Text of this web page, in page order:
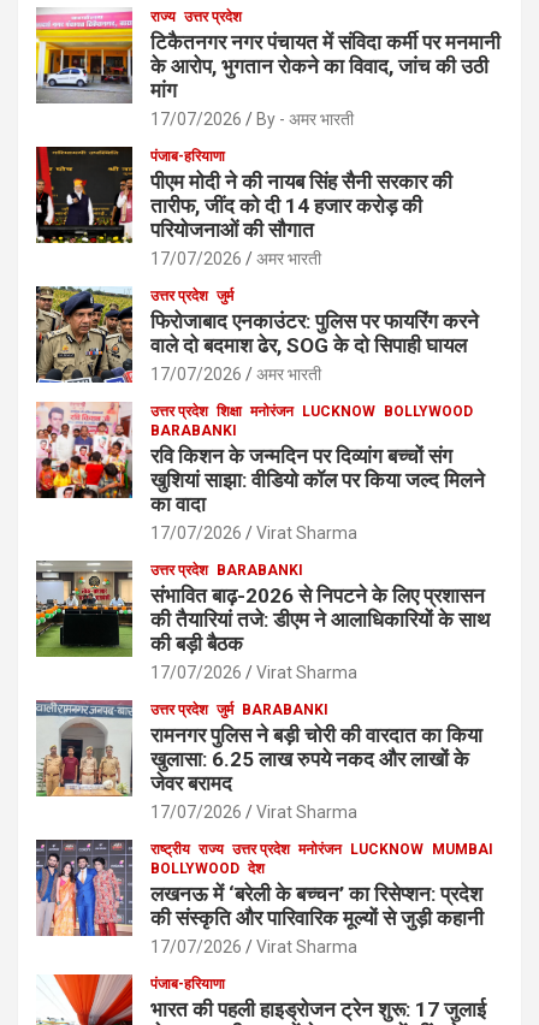
राज्य उत्तर प्रदेश
टिकैतनगर नगर पंचायत में संविदा कर्मी पर मनमानी
के आरोप, भुगतान रोकने का विवाद, जांच की उठी
मांग
17/07/2026 By - अमर भारती
पंजाब-हरियाणा
पीएम मोदी ने की नायब सिंह सैनी सरकार की
तारीफ, जींद को दी 14 हजार करोड़ की
परियोजनाओं की सौगात
17/07/2026 अमर भारती
उत्तर प्रदेश जुर्म
फिरोजाबाद एनकाउंटर: पुलिस पर फायरिंग करने
वाले दो बदमाश ढेर, SOG के दो सिपाही घायल
17/07/2026 अमर भारती
उत्तर प्रदेश शिक्षा मनोरंजन LUCKNOW BOLLYWOOD
BARABANKI
रवि किशन के जन्मदिन पर दिव्यांग बच्चों संग
खुशियां साझा: वीडियो कॉल पर किया जल्द मिलने
का वादा
17/07/2026 Virat Sharma
उत्तर प्रदेश BARABANKI
संभावित बाढ़-2026 से निपटने के लिए प्रशासन
की तैयारियां तजे: डीएम ने आलाधिकारियों के साथ
की बड़ी बैठक
17/07/2026 Virat Sharma
उत्तर प्रदेश जुर्म BARABANKI
रामनगर पुलिस ने बड़ी चोरी की वारदात का किया
खुलासा: 6.25 लाख रुपये नकद और लाखों के
जेवर बरामद
17/07/2026 Virat Sharma
राष्ट्रीय राज्य उत्तर प्रदेश मनोरंजन LUCKNOW MUMBAI
BOLLYWOOD देश
लखनऊ में ‘बरेली के बच्चन’ का रिसेप्शन: प्रदेश
की संस्कृति और पारिवारिक मूल्यों से जुड़ी कहानी
17/07/2026 Virat Sharma
पंजाब-हरियाणा
भारत की पहली हाइड्रोजन ट्रेन शुरू: 17 जुलाई